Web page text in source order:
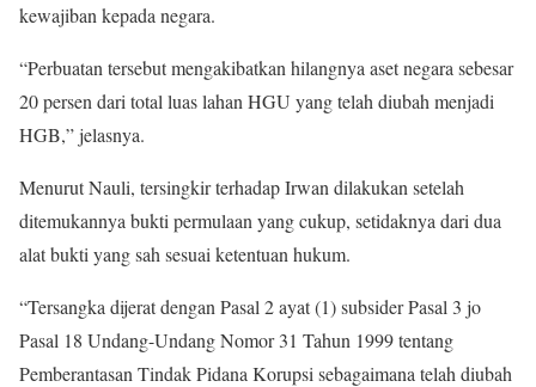
kewajiban kepada negara.
“Perbuatan tersebut mengakibatkan hilangnya aset negara sebesar
20 persen dari total luas lahan HGU yang telah diubah menjadi
HGB,” jelasnya.
Menurut Nauli, tersingkir terhadap Irwan dilakukan setelah
ditemukannya bukti permulaan yang cukup, setidaknya dari dua
alat bukti yang sah sesuai ketentuan hukum.
“Tersangka dijerat dengan Pasal 2 ayat (1) subsider Pasal 3 jo
Pasal 18 Undang-Undang Nomor 31 Tahun 1999 tentang
Pemberantasan Tindak Pidana Korupsi sebagaimana telah diubah